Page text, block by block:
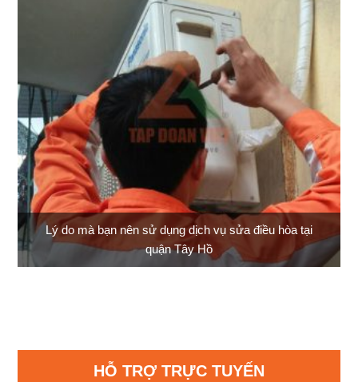
Lý do mà bạn nên sử dụng dịch vụ sửa điều hòa tại
quận Tây Hồ
HỖ TRỢ TRỰC TUYẾN